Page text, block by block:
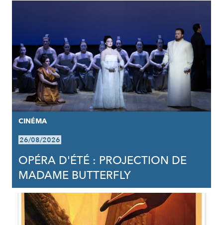
CINÉMA
26/08/2026
OPÉRA D'ÉTÉ : PROJECTION DE
MADAME BUTTERFLY